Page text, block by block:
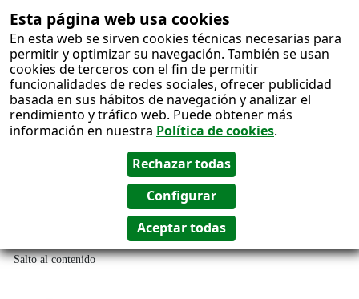
Esta página web usa cookies
En esta web se sirven cookies técnicas necesarias para
permitir y optimizar su navegación. También se usan
cookies de terceros con el fin de permitir
funcionalidades de redes sociales, ofrecer publicidad
basada en sus hábitos de navegación y analizar el
rendimiento y tráfico web. Puede obtener más
información en nuestra Política de cookies.
Salto al contenido